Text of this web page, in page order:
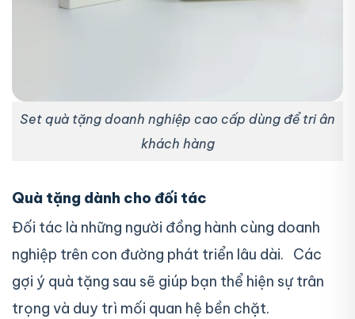
Set quà tặng doanh nghiệp cao cấp dùng để tri ân
khách hàng
Quà tặng dành cho đối tác
Đối tác là những người đồng hành cùng doanh
nghiệp trên con đường phát triển lâu dài. Các
gợi ý quà tặng sau sẽ giúp bạn thể hiện sự trân
trọng và duy trì mối quan hệ bền chặt.